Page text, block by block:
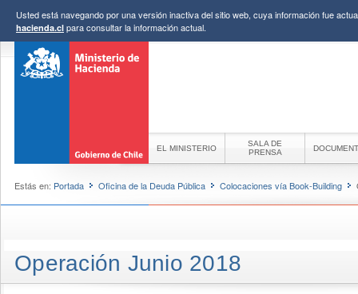
Usted está navegando por una versión inactiva del sitio web, cuya información fue
hacienda.cl para consultar la información actual.
EL MINISTERIO
SALA DE
PRENSA
Estás en: Portada Oficina de la Deuda Pública Colocaciones vía Book-Building
Operación Junio 2018